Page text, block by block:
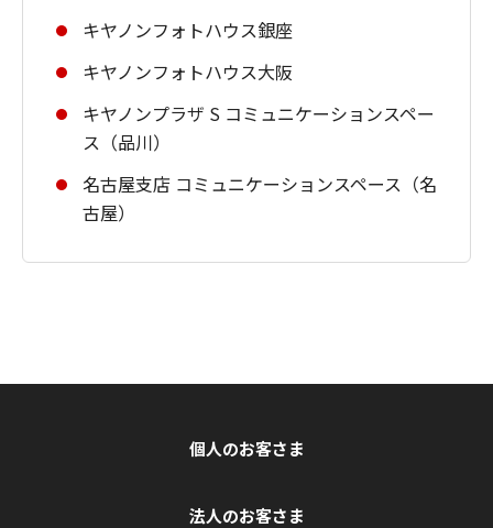
キヤノンフォトハウス銀座
キヤノンフォトハウス大阪
キヤノンプラザ S コミュニケーションスペー
ス（品川）
名古屋支店 コミュニケーションスペース（名
古屋）
個人のお客さま
法人のお客さま